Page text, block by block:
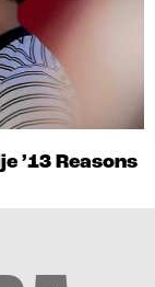
’13 Reasons